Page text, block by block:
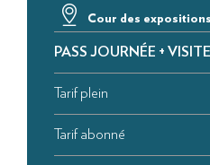
Cour des expositions
PASS JOURNÉE + VISITE
Tarif plein
Tarif abonné